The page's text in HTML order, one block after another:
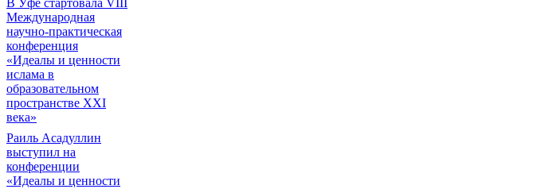
В Уфе стартовала VIII
Международная
научно-практическая
конференция
«Идеалы и ценности
ислама в
образовательном
пространстве XXI
века»
Раиль Асадуллин
выступил на
конференции
«Идеалы и ценности